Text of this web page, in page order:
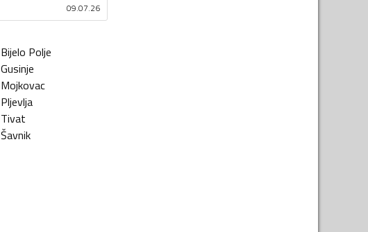
09.07.26
Bijelo Polje
Gusinje
Mojkovac
Pljevlja
Tivat
Šavnik